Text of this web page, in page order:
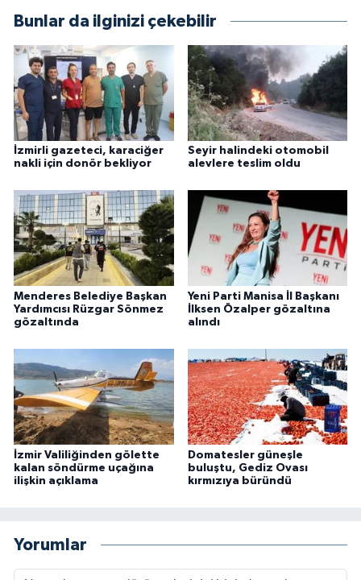
Bunlar da ilginizi çekebilir
İzmirli gazeteci, karaciğer
nakli için donör bekliyor
Seyir halindeki otomobil
alevlere teslim oldu
Menderes Belediye Başkan
Yardımcısı Rüzgar Sönmez
gözaltında
Yeni Parti Manisa İl Başkanı
İlksen Özalper gözaltına
alındı
İzmir Valiliğinden gölette
kalan söndürme uçağına
ilişkin açıklama
Domatesler güneşle
buluştu, Gediz Ovası
kırmızıya büründü
Yorumlar